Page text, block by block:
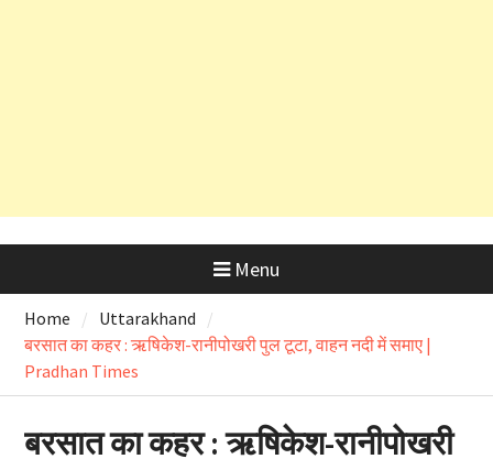
Menu
Home
Uttarakhand
बरसात का कहर : ऋषिकेश-रानीपोखरी पुल टूटा, वाहन नदी में समाए |
Pradhan Times
बरसात का कहर : ऋषिकेश-रानीपोखरी